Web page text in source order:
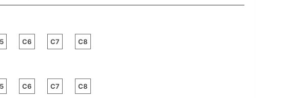
C6 C7 C8
C6 C7 C8